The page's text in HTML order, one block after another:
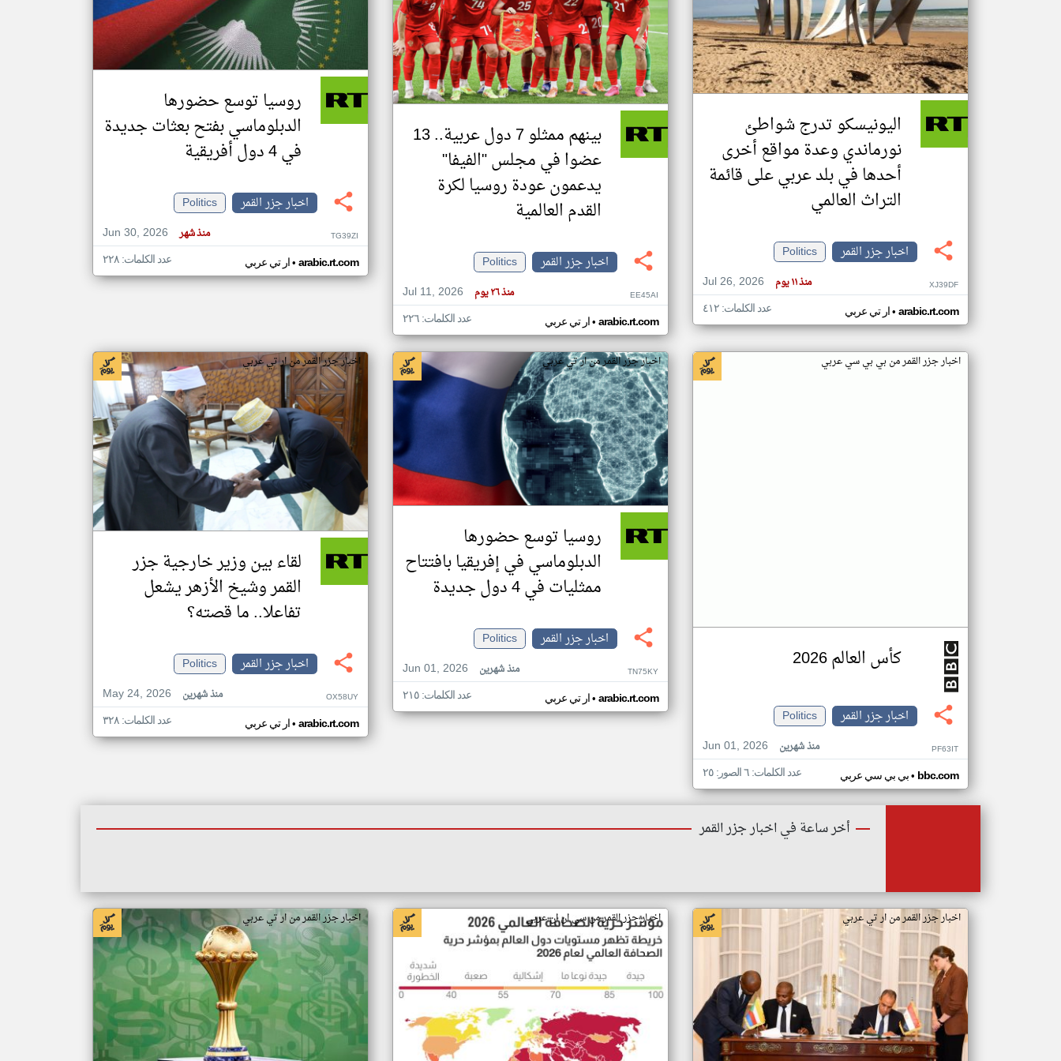
تغيير الدولة
اخبار جزر القمر على مدار الساعة
أهم اخبار جزر القمر العاجلة والمباشرة
اليونيسكو تدرج شواطئ
نورماندي وعدة مواقع أخرى
أحدها في بلد عربي على قائمة
التراث العالمي
اخبار جزر القمر
Politics
Jul 26, 2026
منذ ١١ يوم XJ39DF
ار تي عربي• arabic.rt.com عدد الكلمات: ٤١٢
بينهم ممثلو 7 دول عربية.. 13
عضوا في مجلس "الفيفا"
يدعمون عودة روسيا لكرة
القدم العالمية
اخبار جزر القمر
Politics
Jul 11, 2026
منذ ٢٦ يوم EE45AI
ار تي عربي• arabic.rt.com عدد الكلمات: ٢٢٦
روسيا توسع حضورها
الدبلوماسي بفتح بعثات جديدة
في 4 دول أفريقية
اخبار جزر القمر
Politics
Jun 30, 2026
منذ شهر TG39ZI
ار تي عربي• arabic.rt.com عدد الكلمات: ٢٢٨
اخبار جزر القمر من بي بي سي عربي
كأس العالم 2026
اخبار جزر القمر
Politics
Jun 01, 2026
منذ شهرين PF63IT
بي بي سي عربي• bbc.com عدد الكلمات: ٦ الصور: ٢٥
اخبار جزر القمر من ار تي عربي
روسيا توسع حضورها
الدبلوماسي في إفريقيا بافتتاح
ممثليات في 4 دول جديدة
اخبار جزر القمر
Politics
Jun 01, 2026
منذ شهرين TN75KY
ار تي عربي• arabic.rt.com عدد الكلمات: ٢١٥
اخبار جزر القمر من ار تي عربي
لقاء بين وزير خارجية جزر
القمر وشيخ الأزهر يشعل
تفاعلا.. ما قصته؟
اخبار جزر القمر
Politics
May 24, 2026
منذ شهرين OX58UY
ار تي عربي• arabic.rt.com عدد الكلمات: ٣٢٨
أخر ساعة في اخبار جزر القمر
اخبار جزر القمر من ار تي عربي اخبار جزر القمر من سي ان ان عربي اخبار جزر القمر من ار تي عربي
klyoum.com